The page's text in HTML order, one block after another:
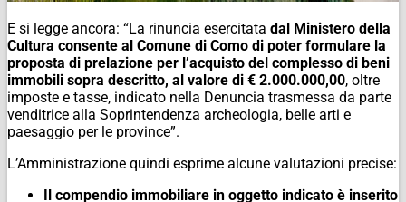
E si legge ancora: “La rinuncia esercitata dal Ministero della
Cultura consente al Comune di Como di poter formulare la
proposta di prelazione per l’acquisto del complesso di beni
immobili sopra descritto, al valore di € 2.000.000,00, oltre
imposte e tasse, indicato nella Denuncia trasmessa da parte
venditrice alla Soprintendenza archeologia, belle arti e
paesaggio per le province”.
L’Amministrazione quindi esprime alcune valutazioni precise:
Il compendio immobiliare in oggetto indicato è inserito